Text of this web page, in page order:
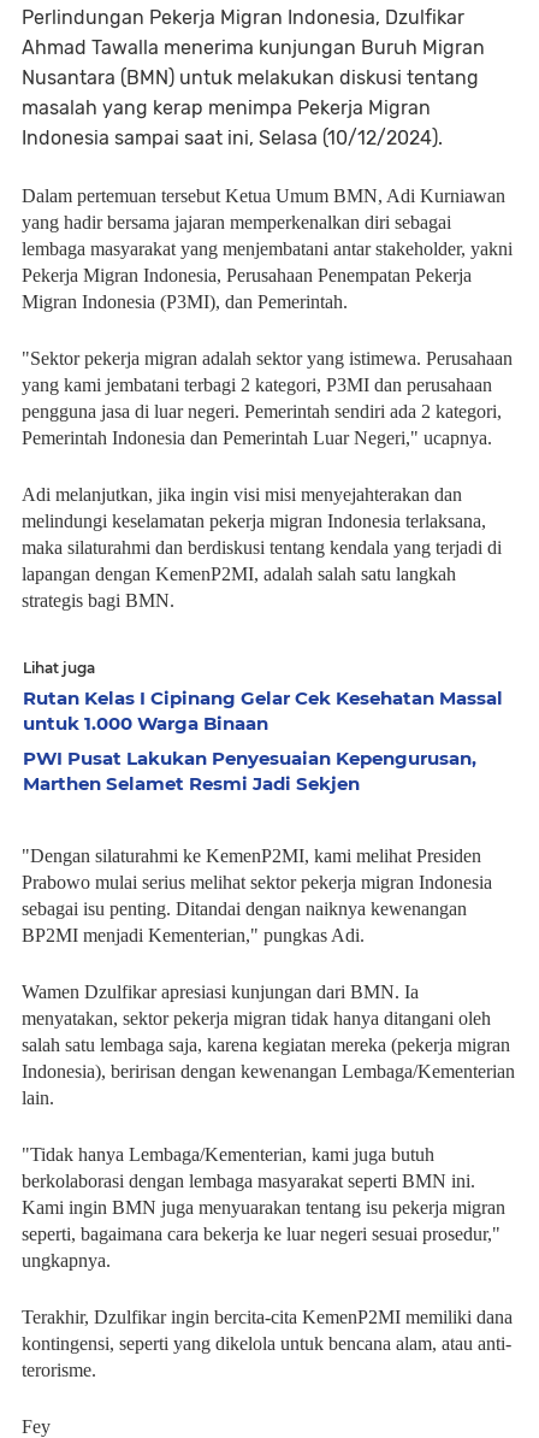
Perlindungan Pekerja Migran Indonesia, Dzulfikar
Ahmad Tawalla menerima kunjungan Buruh Migran
Nusantara (BMN) untuk melakukan diskusi tentang
masalah yang kerap menimpa Pekerja Migran
Indonesia sampai saat ini, Selasa (10/12/2024).
Dalam pertemuan tersebut Ketua Umum BMN, Adi Kurniawan
yang hadir bersama jajaran memperkenalkan diri sebagai
lembaga masyarakat yang menjembatani antar stakeholder, yakni
Pekerja Migran Indonesia, Perusahaan Penempatan Pekerja
Migran Indonesia (P3MI), dan Pemerintah.
"Sektor pekerja migran adalah sektor yang istimewa. Perusahaan
yang kami jembatani terbagi 2 kategori, P3MI dan perusahaan
pengguna jasa di luar negeri. Pemerintah sendiri ada 2 kategori,
Pemerintah Indonesia dan Pemerintah Luar Negeri," ucapnya.
Adi melanjutkan, jika ingin visi misi menyejahterakan dan
melindungi keselamatan pekerja migran Indonesia terlaksana,
maka silaturahmi dan berdiskusi tentang kendala yang terjadi di
lapangan dengan KemenP2MI, adalah salah satu langkah
strategis bagi BMN.
Lihat juga
Rutan Kelas I Cipinang Gelar Cek Kesehatan Massal
untuk 1.000 Warga Binaan
PWI Pusat Lakukan Penyesuaian Kepengurusan,
Marthen Selamet Resmi Jadi Sekjen
"Dengan silaturahmi ke KemenP2MI, kami melihat Presiden
Prabowo mulai serius melihat sektor pekerja migran Indonesia
sebagai isu penting. Ditandai dengan naiknya kewenangan
BP2MI menjadi Kementerian," pungkas Adi.
Wamen Dzulfikar apresiasi kunjungan dari BMN. Ia
menyatakan, sektor pekerja migran tidak hanya ditangani oleh
salah satu lembaga saja, karena kegiatan mereka (pekerja migran
Indonesia), beririsan dengan kewenangan Lembaga/Kementerian
lain.
"Tidak hanya Lembaga/Kementerian, kami juga butuh
berkolaborasi dengan lembaga masyarakat seperti BMN ini.
Kami ingin BMN juga menyuarakan tentang isu pekerja migran
seperti, bagaimana cara bekerja ke luar negeri sesuai prosedur,"
ungkapnya.
Terakhir, Dzulfikar ingin bercita-cita KemenP2MI memiliki dana
kontingensi, seperti yang dikelola untuk bencana alam, atau anti-
terorisme.
Fey